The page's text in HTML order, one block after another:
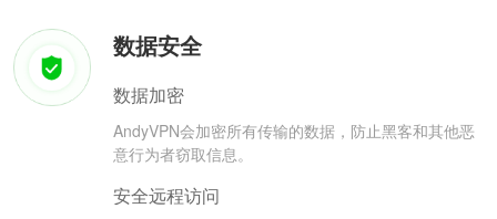
数据安全
数据加密
AndyVPN会加密所有传输的数据，防止黑客和其他恶
意行为者窃取信息。
安全远程访问